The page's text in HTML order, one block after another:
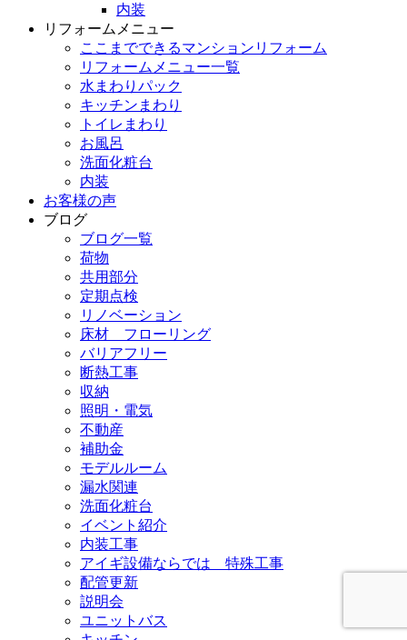
内装
リフォームメニュー
ここまでできるマンションリフォーム
リフォームメニュー一覧
水まわりパック
キッチンまわり
トイレまわり
お風呂
洗面化粧台
内装
お客様の声
ブログ
ブログ一覧
荷物
共用部分
定期点検
リノベーション
床材 フローリング
バリアフリー
断熱工事
収納
照明・電気
不動産
補助金
モデルルーム
漏水関連
洗面化粧台
イベント紹介
内装工事
アイギ設備ならでは 特殊工事
配管更新
説明会
ユニットバス